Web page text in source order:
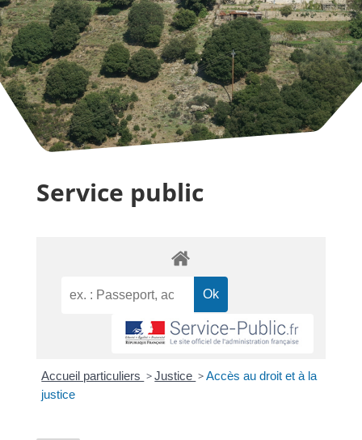
Service public
Accueil particuliers >Justice >Accès au droit et à la
justice